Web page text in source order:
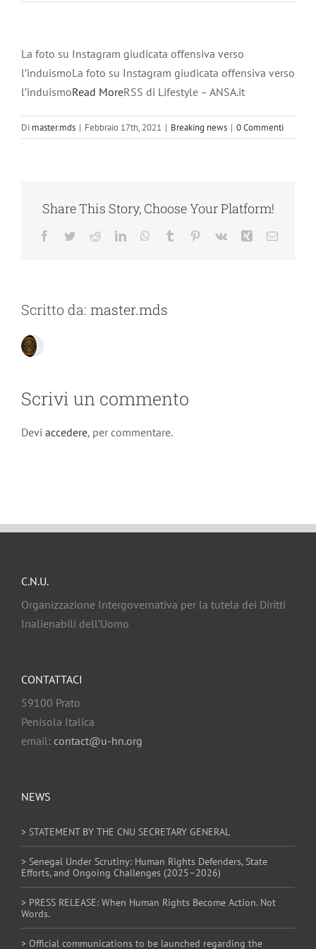
La foto su Instagram giudicata offensiva verso
l’induismoLa foto su Instagram giudicata offensiva verso
l’induismoRead MoreRSS di Lifestyle – ANSA.it
Di master.mds | Febbraio 17th, 2021 | Breaking news | 0 Commenti
Share This Story, Choose Your Platform!
Facebook
TwitterRedditLinkedInWhatsApp
Tumblr Pinterest
Vk Xing Email
Scritto da: master.mds
Scrivi un commento
Devi accedere, per commentare.
C.N.U.
Organizzazione Intergovernativa per la tutela dei Diritti
Inalienabili dell’Uomo
NEWS
> STATEMENT BY THE CNU SECRETARY GENERAL
> Senegal Under Scrutiny: Human Rights Defenders, State
Efforts, and Ongoing Challenges (2025–2026)
> PRESS RELEASE: When Human Rights Become Action. Not
Words.
> Official communications to be launched regarding the
CONTATTACI
59100 Prato
Penisola Italica
email: contact@u-hn.org